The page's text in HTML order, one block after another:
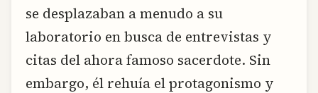
se desplazaban a menudo a su
laboratorio en busca de entrevistas y
citas del ahora famoso sacerdote. Sin
embargo, él rehuía el protagonismo y